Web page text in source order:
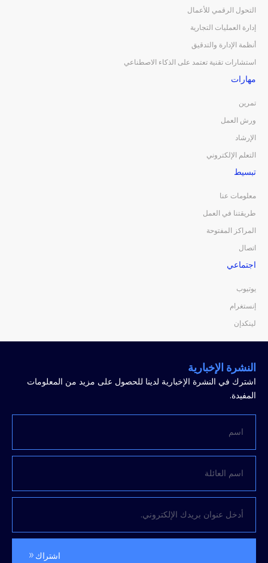
التحول الرقمي للأعمال
إدارة العمليات التجارية
أنظمة الإدارة والتدقيق
استشارات تقنية تعتمد على الذكاء الاصطناعي
مهارات
تمرين
ورش العمل
الإرشاد
التعلم الإلكتروني
تبسيط
معلومات عنا
طريقتنا في العمل
المراكز المفتوحة
اتصال
اجتماعي
يوتيوب
إنستغرام
لينكدإن
النشرة الإخبارية
اشترك في النشرة الإخبارية لدينا للحصول على مزيد من المعلومات
المفيدة.
اشتراك